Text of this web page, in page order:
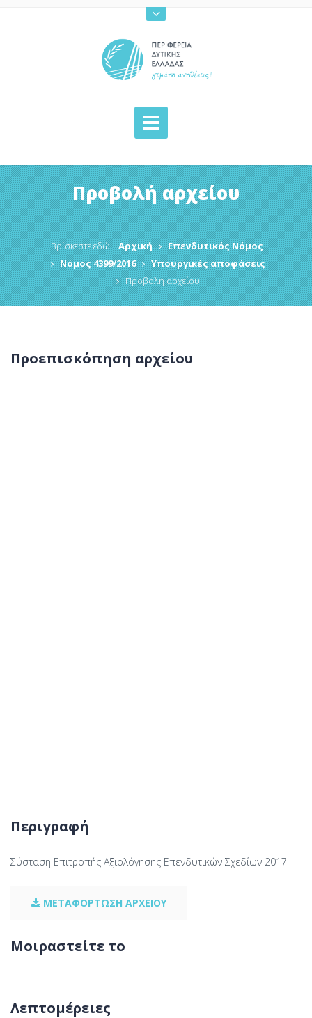
Προβολή αρχείου
Βρίσκεστε εδώ: Αρχική
Επενδυτικός Νόμος
Νόμος 4399/2016
Υπουργικές αποφάσεις
Προβολή αρχείου
Προεπισκόπηση αρχείου
Περιγραφή
Σύσταση Επιτροπής Αξιολόγησης Επενδυτικών Σχεδίων 2017
ΜΕΤΑΦΟΡΤΩΣΗ ΑΡΧΕΙΟΥ
Μοιραστείτε το
Λεπτομέρειες